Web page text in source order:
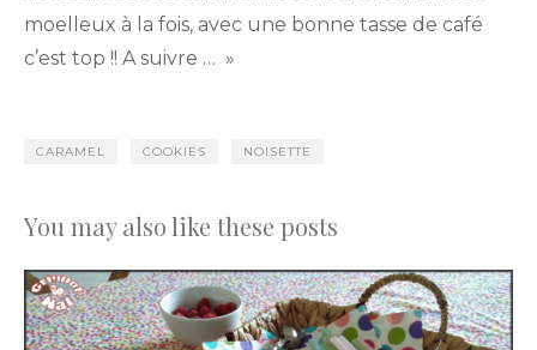
moelleux à la fois, avec une bonne tasse de café
c’est top !! A suivre … »
CARAMEL COOKIES NOISETTE
You may also like these posts